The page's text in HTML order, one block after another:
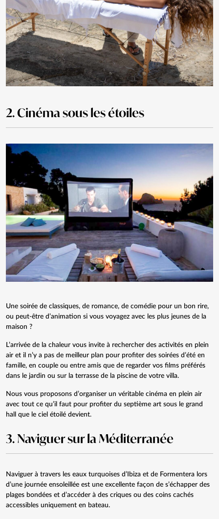
2. Cinéma sous les étoiles
Une soirée de classiques, de romance, de comédie pour un bon rire,
ou peut-être d’animation si vous voyagez avec les plus jeunes de la
maison ?
L’arrivée de la chaleur vous invite à rechercher des activités en plein
air et il n’y a pas de meilleur plan pour profiter des soirées d’été en
famille, en couple ou entre amis que de regarder vos films préférés
dans le jardin ou sur la terrasse de la piscine de votre villa.
Nous vous proposons d’organiser un véritable cinéma en plein air
avec tout ce qu’il faut pour profiter du septième art sous le grand
hall que le ciel étoilé devient.
3. Naviguer sur la Méditerranée
Naviguer à travers les eaux turquoises d’Ibiza et de Formentera lors
d’une journée ensoleillée est une excellente façon de s’échapper des
plages bondées et d’accéder à des criques ou des coins cachés
accessibles uniquement en bateau.